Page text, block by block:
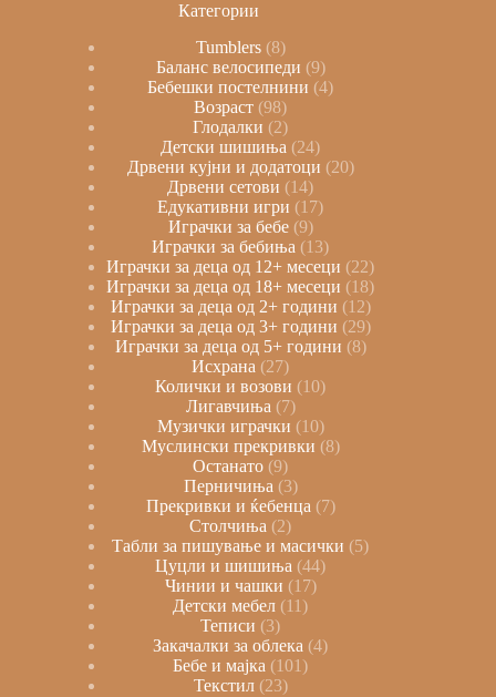
Категории
Tumblers 8
Баланс велосипеди 9
Бебешки постелнини 4
Возраст 98
Глодалки
2
Детски шишиња
24
Дрвени кујни и додатоци 20
Дрвени сетови
14
Едукативни игри
17
Играчки за бебе 9
Играчки за бебиња
13
Играчки за деца од 12+ месеци
22
Играчки за деца од 18+ месеци
18
Играчки за деца од 2+ години 12
Играчки за деца од 3+ години 29
Играчки за деца од 5+ години 8
Исхрана
27
Колички и возови
10
Лигавчиња 7
Музички играчки 10
Муслински прекривки 8
Останато 9
Перничиња 3
Прекривки и ќебенца 7
Столчиња
2
Табли за пишување и масички
5
Цуцли и шишиња 44
Чинии и чашки 17
Детски мебел
11
Теписи
3
Закачалки за облека 4
Бебе и мајка
101
Текстил 23